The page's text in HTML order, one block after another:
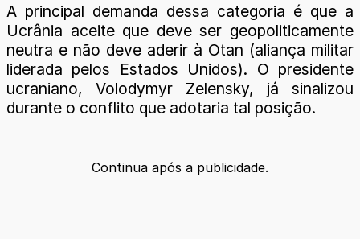
A principal demanda dessa categoria é que a
Ucrânia aceite que deve ser geopoliticamente
neutra e não deve aderir à Otan (aliança militar
liderada pelos Estados Unidos). O presidente
ucraniano, Volodymyr Zelensky, já sinalizou
durante o conflito que adotaria tal posição.
Continua após a publicidade.